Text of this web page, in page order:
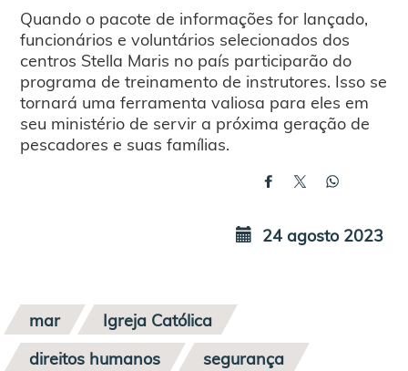
Quando o pacote de informações for lançado,
funcionários e voluntários selecionados dos
centros Stella Maris no país participarão do
programa de treinamento de instrutores. Isso se
tornará uma ferramenta valiosa para eles em
seu ministério de servir a próxima geração de
pescadores e suas famílias.
24 agosto 2023
mar
Igreja Católica
direitos humanos
segurança